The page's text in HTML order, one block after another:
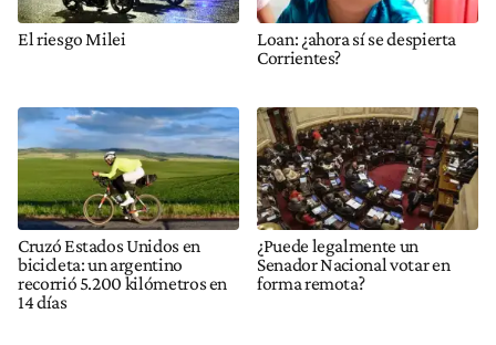
El riesgo Milei
Loan: ¿ahora sí se despierta
Corrientes?
Cruzó Estados Unidos en
bicicleta: un argentino
recorrió 5.200 kilómetros en
14 días
¿Puede legalmente un
Senador Nacional votar en
forma remota?